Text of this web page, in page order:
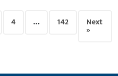
4 … 142 Next
»